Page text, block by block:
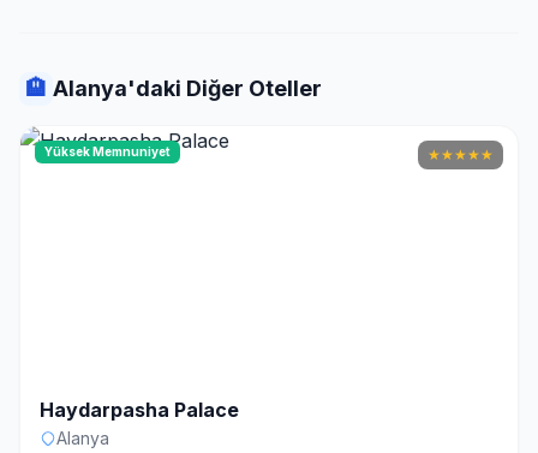
🏨 Alanya'daki Diğer Oteller
Yüksek Memnuniyet ★★★★★
Haydarpasha Palace
Alanya